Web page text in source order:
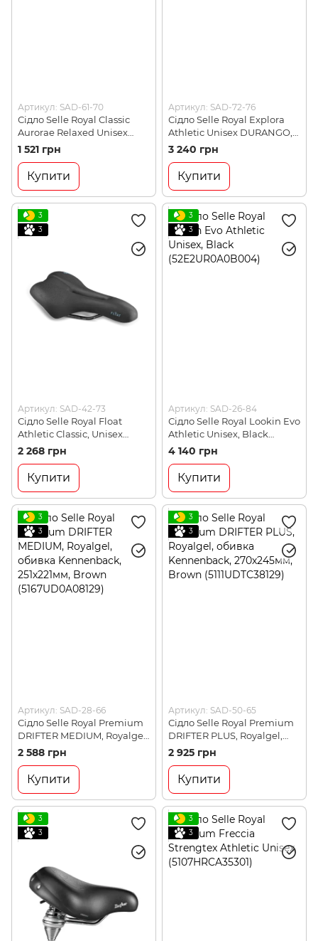
Артикул: SAD-61-70
Сідло Selle Royal Classic
Aurorae Relaxed Unisex
(8VB4UE0A08069)
1 521 грн
Купити
Артикул: SAD-72-76
Сідло Selle Royal Explora
Athletic Unisex DURANGO,
Black (54D1UR0A05X38)
3 240 грн
Купити
3
3
Артикул: SAD-42-73
Сідло Selle Royal Float
Athletic Classic, Unisex
(8VC1UR0A08V14)
2 268 грн
Купити
3
3
Артикул: SAD-26-84
Сідло Selle Royal Lookin Evo
Athletic Unisex, Black
(52E2UR0A0B004)
4 140 грн
Купити
3
3
Артикул: SAD-28-66
Сідло Selle Royal Premium
DRIFTER MEDIUM, Royalgel,
обивка Kennenback,
251х221мм, Brown
(5167UD0A08129)
2 588 грн
Купити
3
3
Артикул: SAD-50-65
Сідло Selle Royal Premium
DRIFTER PLUS, Royalgel,
обивка Kennenback,
270х245мм, Brown
(5111UDTC38129)
2 925 грн
Купити
3
3
3
3